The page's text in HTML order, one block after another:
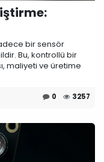
bir sensör
Bu, kontrollü bir
maliyeti ve üretime
0 3257